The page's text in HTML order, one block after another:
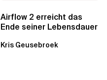
Airflow 2 erreicht das
Ende seiner Lebensdauer
Kris Geusebroek